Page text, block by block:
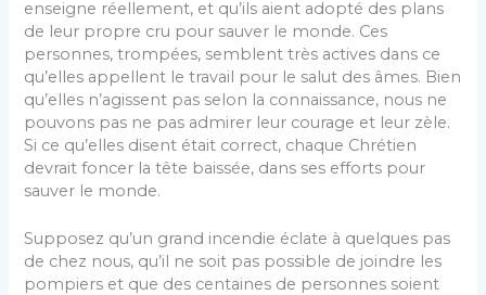
enseigne réellement, et qu’ils aient adopté des plans
de leur propre cru pour sauver le monde. Ces
personnes, trompées, semblent très actives dans ce
qu’elles appellent le travail pour le salut des âmes. Bien
qu’elles n’agissent pas selon la connaissance, nous ne
pouvons pas ne pas admirer leur courage et leur zèle.
Si ce qu’elles disent était correct, chaque Chrétien
devrait foncer la tête baissée, dans ses efforts pour
sauver le monde.
Supposez qu’un grand incendie éclate à quelques pas
de chez nous, qu’il ne soit pas possible de joindre les
pompiers et que des centaines de personnes soient